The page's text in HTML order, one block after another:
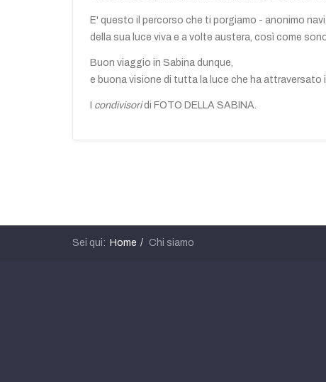
E' questo il percorso che ti porgiamo - anonimo
della sua luce viva e a volte austera, così come
Buon viaggio in Sabina dunque,
e buona visione di tutta la luce che ha attraversato
condivisoridi FOTO DELLA SABINA.
Sei qui: Home Chi siamo